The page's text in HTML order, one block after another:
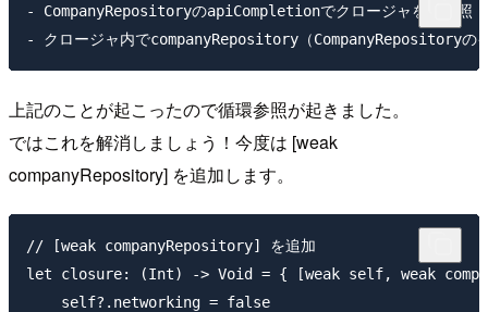
- CompanyRepositoryのapiCompletionでクロージャを強参照
上記のことが起こったので循環参照が起きました。
ではこれを解消しましょう！今度は [weak
companyRepository] を追加します。
// [weak companyRepository] を追加
let closure: (Int) -> Void = { [weak self, weak
    self?.networking = false